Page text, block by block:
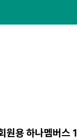
원용 하나멤버